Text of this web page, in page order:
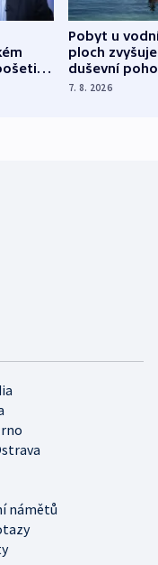
Pobyt u
ploch zvyšuje
duševní
ukázala
7. 8. 2026
námětů